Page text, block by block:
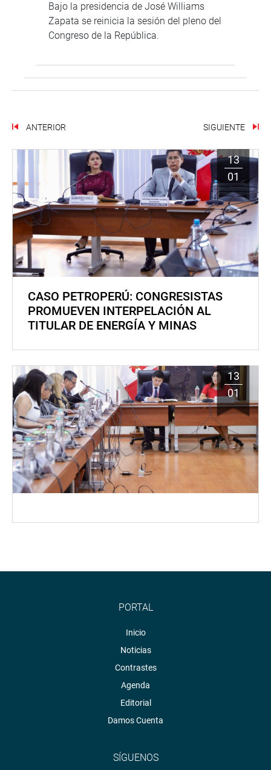
Bajo la presidencia de José Williams
Zapata se reinicia la sesión del pleno del
Congreso de la República.
ANTERIOR SIGUIENTE
13
01
CASO PETROPERÚ: CONGRESISTAS
PROMUEVEN INTERPELACIÓN AL
TITULAR DE ENERGÍA Y MINAS
13
01
PORTAL
Inicio
Noticias
Contrastes
Agenda
Editorial
Damos Cuenta
SÍGUENOS